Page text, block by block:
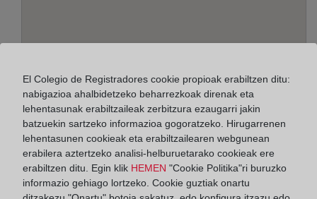
Helbidea:
Plaza de Santo Domingo, 24 - 2º, 27001
Horario:
El Colegio de Registradores cookie propioak erabiltzen ditu:
nabigazioa ahalbidetzeko beharrezkoak direnak eta
lehentasunak erabiltzaileak zerbitzura ezaugarri jakin
batzuekin sartzeko informazioa gogoratzeko. Hirugarrenen
lehentasunen cookieak eta erabiltzailearen webgunean
erabilera aztertzeko analisi-helburuetarako cookieak ere
erabiltzen ditu. Egin klik HEMEN "Cookie Politika"ri buruzko
informazio gehiago lortzeko. Cookie guztiak onartu